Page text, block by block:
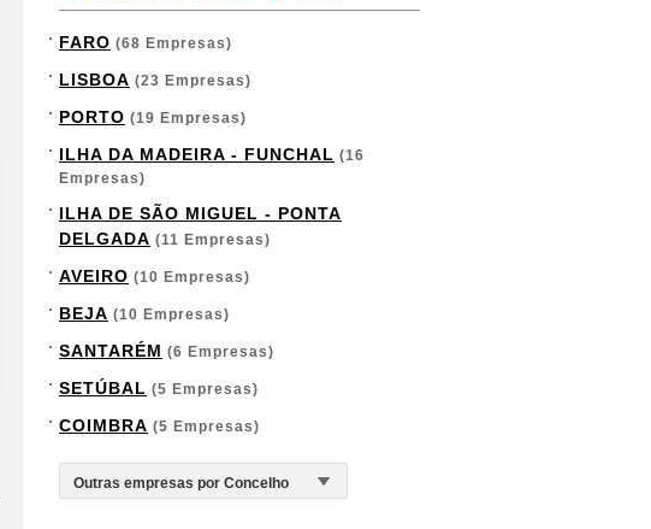
FARO (68 Empresas)
LISBOA (23 Empresas)
PORTO (19 Empresas)
ILHA DA MADEIRA - FUNCHAL (16
Empresas)
ILHA DE SÃO MIGUEL - PONTA
DELGADA (11 Empresas)
AVEIRO (10 Empresas)
BEJA (10 Empresas)
SANTARÉM (6 Empresas)
SETÚBAL (5 Empresas)
COIMBRA (5 Empresas)